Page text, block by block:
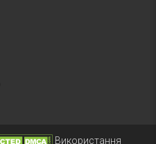
Використання